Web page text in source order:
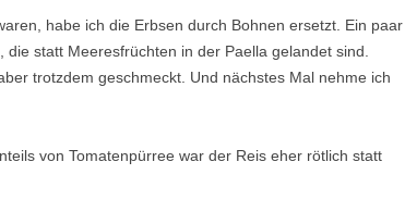
habe ich die Erbsen durch Bohnen ersetzt. Ein paar
statt Meeresfrüchten in der Paella gelandet sind.
trotzdem geschmeckt. Und nächstes Mal nehme ich
von Tomatenpürree war der Reis eher rötlich statt